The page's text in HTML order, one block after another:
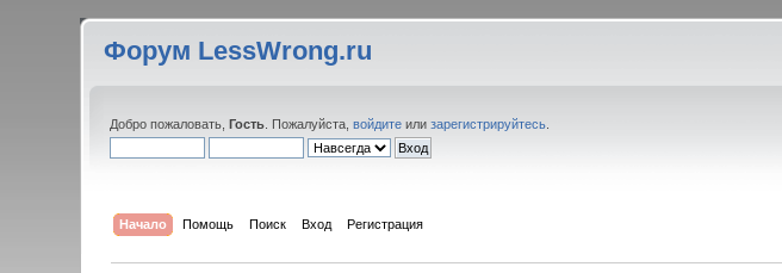
Форум LessWrong.ru
Добро пожаловать,Гость . Пожалуйста,войдите илизарегистрируйтесь
Начало Помощь Поиск Вход Регистрация